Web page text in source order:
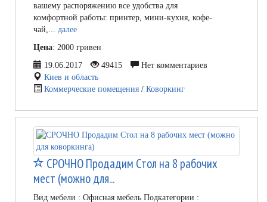
вашему распоряжению все удобства для
комфортной работы: принтер, мини-кухня, кофе-
чай,... далее
Цена: 2000 гривен
19.06.2017
49415
Нет комментариев
Киев и область
Коммерческие помещения / Коворкинг
СРОЧНО Продадим Стол на 8 рабочих
мест (можно для...
Вид мебели : Офисная мебель Подкатегории :